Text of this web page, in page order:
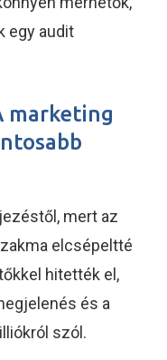
egy audit
marketing
mert az
elcsépeltté
hitették el,
és a
szól.